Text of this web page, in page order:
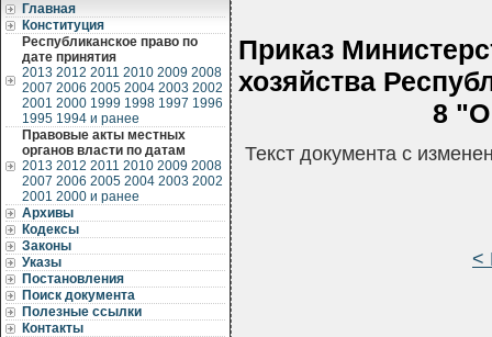
Главная
Конституция
Республиканское право по
дате принятия
2013 2012 2011 2010 2009 2008
2007 2006 2005 2004 2003 2002
2001 2000 1999 1998 1997 1996
1995 1994 и ранее
Правовые акты местных
органов власти по датам
2013 2012 2011 2010 2009 2008
2007 2006 2005 2004 2003 2002
2001 2000 и ранее
Архивы
Кодексы
Законы
Указы
Постановления
Поиск документа
Полезные ссылки
Контакты
Приказ
хозяйства
8 "О
Текст документа с
<